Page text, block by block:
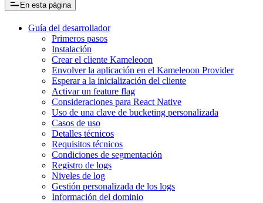
En esta página
Guía del desarrollador
Primeros pasos
Instalación
Crear el cliente Kameleoon
Envolver la aplicación en el Kameleoon Provider
Esperar a la inicialización del cliente
Activar un feature flag
Consideraciones para React Native
Uso de una clave de bucketing personalizada
Casos de uso
Detalles técnicos
Requisitos técnicos
Condiciones de segmentación
Registro de logs
Niveles de log
Gestión personalizada de los logs
Información del dominio